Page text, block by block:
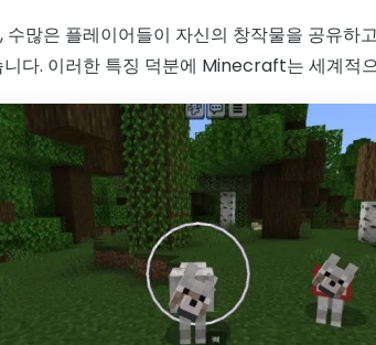
많은 플레이어들이 자신의 창작물을 공유하
다. 이러한 특징 덕분에 Minecraft는 세계적